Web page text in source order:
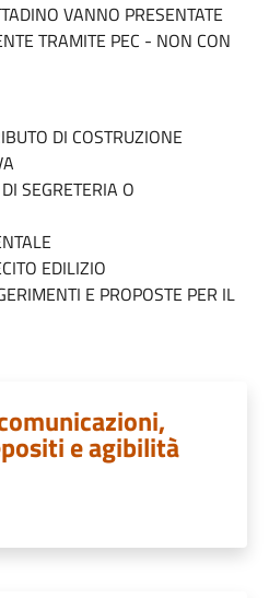
VANNO PRESENTATE
TRAMITE PEC - NON CON
DI COSTRUZIONE
SEGRETERIA O
EDILIZIO
E PROPOSTE PER IL
e agibilità